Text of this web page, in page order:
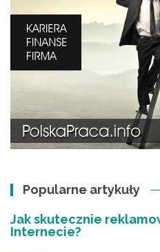
Popularne artykuły
Jak skutecznie
Internecie?